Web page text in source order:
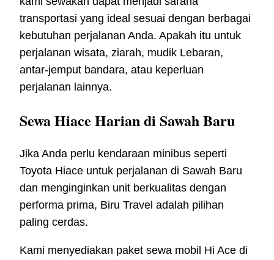
transportasi yang ideal sesuai dengan berbagai
kebutuhan perjalanan Anda. Apakah itu untuk
perjalanan wisata, ziarah, mudik Lebaran,
antar-jemput bandara, atau keperluan
perjalanan lainnya.
Sewa Hiace Harian di Sawah Baru
Jika Anda perlu kendaraan minibus seperti
Toyota Hiace untuk perjalanan di Sawah Baru
dan menginginkan unit berkualitas dengan
performa prima, Biru Travel adalah pilihan
paling cerdas.
Kami menyediakan paket sewa mobil Hi Ace di